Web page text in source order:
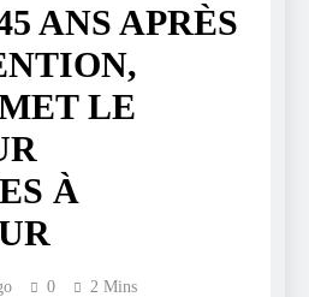
ANS APRÈS
LE
À
0 2 Mins